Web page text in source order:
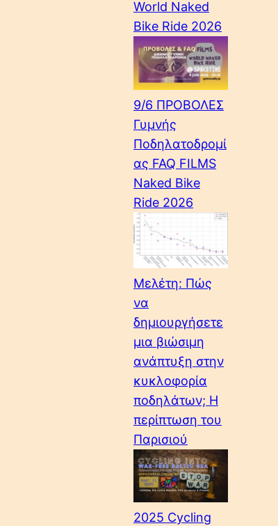
World Naked
Bike Ride 2026
9/6 ΠΡΟΒΟΛΕΣ
Γυμνής
Ποδηλατοδρομί
ας FAQ FILMS
Naked Bike
Ride 2026
Μελέτη: Πώς
να
δημιουργήσετε
μια βιώσιμη
ανάπτυξη στην
κυκλοφορία
ποδηλάτων; Η
περίπτωση του
Παρισιού
2025 Cycling